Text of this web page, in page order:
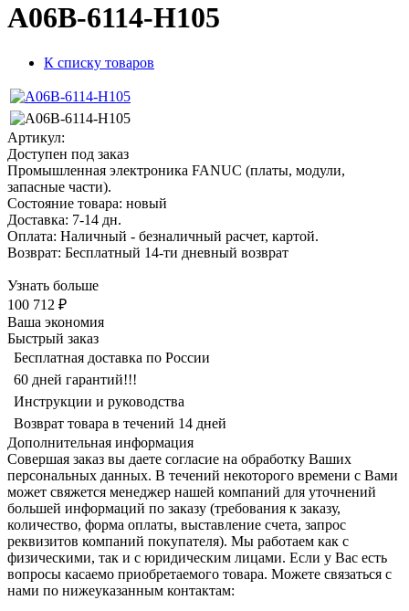
A06B-6114-H105
К списку товаров
Артикул:
Доступен под заказ
Промышленная электроника FANUC (платы, модули,
запасные части).
Состояние товара: новый
Доставка: 7-14 дн.
Оплата: Наличный - безналичный расчет, картой.
Возврат: Бесплатный 14-ти дневный возврат
Узнать больше
100 712 ₽
Ваша экономия
Быстрый заказ
Бесплатная доставка по России
60 дней гарантий!!!
Инструкции и руководства
Возврат товара в течений 14 дней
Дополнительная информация
Совершая заказ вы даете согласие на обработку Ваших
персональных данных. В течений некоторого времени с Вами
может свяжется менеджер нашей компаний для уточнений
большей информаций по заказу (требования к заказу,
количество, форма оплаты, выставление счета, запрос
реквизитов компаний покупателя). Мы работаем как с
физическими, так и с юридическим лицами. Если у Вас есть
вопросы касаемо приобретаемого товара. Можете связаться с
нами по нижеуказанным контактам: